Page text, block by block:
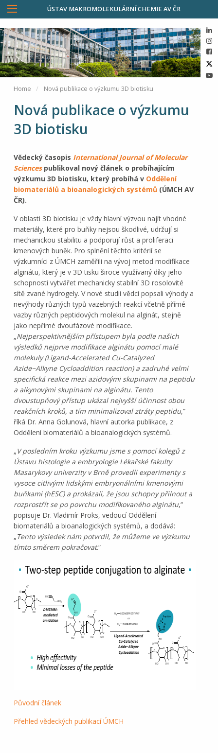
ÚSTAV MAKROMOLEKULÁRNÍ CHEMIE AV ČR
Home Nová publikace o výzkumu 3D biotisku
Nová publikace o výzkumu
3D biotisku
Vědecký časopis International Journal of Molecular
Sciencespublikoval nový článek o probíhajícím
výzkumu 3D biotisku, který probíhá v Oddělení
biomateriálů a bioanalogických systémů(ÚMCH AV
ČR).
V oblasti 3D biotisku je vždy hlavní výzvou najít vhodné
materiály, které pro buňky nejsou škodlivé, udržují si
mechanickou stabilitu a podporují růst a proliferaci
kmenových buněk. Pro splnění těchto kritérií se
výzkumníci z ÚMCH zaměřili na vývoj metod modifikace
alginátu, který je v 3D tisku široce využívaný díky jeho
schopnosti vytvářet mechanicky stabilní 3D rosolovité
sítě zvané hydrogely. V nové studii vědci popsali výhody a
nevýhody různých typů vazebných reakcí včetně přímé
vazby různých peptidových molekul na alginát, stejně
jako nepřímé dvoufázové modifikace.
„Nejperspektivnějším přístupem byla podle našich
výsledků nejprve modifikace alginátu pomocí malé
molekuly (Ligand-Accelerated Cu-Catalyzed
Azide−Alkyne Cycloaddition reaction) a zadruhé velmi
specifická reakce mezi azidovými skupinami na peptidu
a alkynovými skupinami na alginátu. Tento
dvoustupňový přístup ukázal nejvyšší účinnost obou
reakčních kroků, a tím minimalizoval ztráty peptidu,“
říká Dr. Anna Golunová, hlavní autorka publikace, z
Oddělení biomateriálů a bioanalogických systémů.
„V posledním kroku výzkumu jsme s pomocí kolegů z
Ústavu histologie a embryologie Lékařské fakulty
Masarykovy univerzity v Brně provedli experimenty s
vysoce citlivými lidskými embryonálními kmenovými
buňkami (hESC) a prokázali, že jsou schopny přilnout a
rozprostřít se po povrchu modifikovaného alginátu,“
popisuje Dr. Vladimír Proks, vedoucí Oddělení
biomateriálů a bioanalogických systémů, a dodává:
„Tento výsledek nám potvrdil, že můžeme ve výzkumu
tímto směrem pokračovat.“
Původní článek
Přehled vědeckých publikací ÚMCH